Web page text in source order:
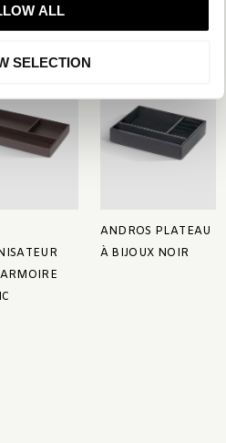
ALL
SELECTION
ANDROS PLATEAU
À BIJOUX NOIR